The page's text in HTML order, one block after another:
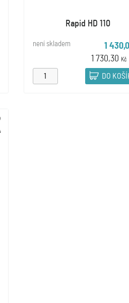
Rapid HD 110
není skladem
1
1 730,30 Kč
DO